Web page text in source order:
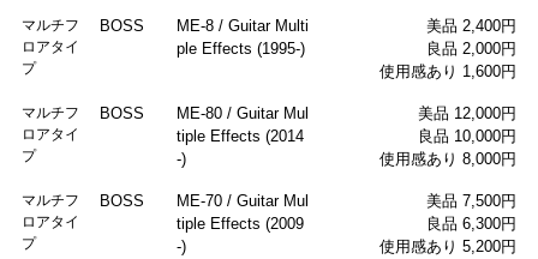
マルチフ
ロアタイ
プ
BOSS
ME-8 / Guitar Multi
ple Effects (1995-)
美品 2,400円
良品 2,000円
使用感あり 1,600円
マルチフ
ロアタイ
プ
BOSS
ME-80 / Guitar Mul
tiple Effects (2014
-)
美品 12,000円
良品 10,000円
使用感あり 8,000円
マルチフ
ロアタイ
プ
BOSS
ME-70 / Guitar Mul
tiple Effects (2009
-)
美品 7,500円
良品 6,300円
使用感あり 5,200円